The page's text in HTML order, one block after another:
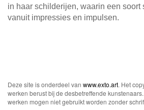
in haar schilderijen, waarin een soort
vanuit impressies en impulsen.
Deze site is onderdeel van www.exto.art. Het
werken berust bij de desbetreffende
werken mogen niet gebruikt worden zonder